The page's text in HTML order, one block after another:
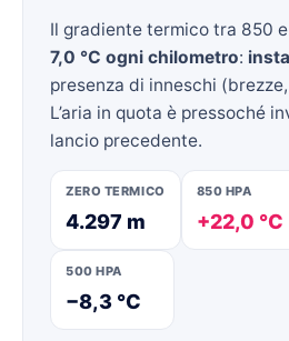
Il gradiente termico tra 850
7,0 °C ogni chilometro:
presenza di inneschi
L’aria in quota è pressoché
lancio precedente.
ZERO TERMICO
4.297 m
850 HPA
+22,0 °C
500 HPA
−8,3 °C